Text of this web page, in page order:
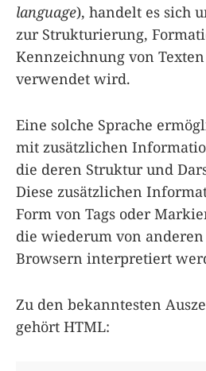
language), handelt es sich
zur Strukturierung,
Kennzeichnung von
verwendet wird.
Eine solche Sprache
mit zusätzlichen
die deren Struktur und
Diese zusätzlichen
Form von Tags oder
die wiederum von anderen
Browsern interpretiert
Zu den bekanntesten
gehört HTML: